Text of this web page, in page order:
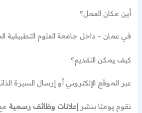
أين مكان العمل؟
في عمان – داخل جامعة العلوم التطبيقية
كيف يمكن التقديم؟
عبر الموقع الإلكتروني أو إرسال السيرة
نقوم يوميًا بنشرإعلانات وظائف رسمية